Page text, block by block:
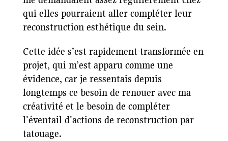
qui elles pourraient aller compléter leur
reconstruction esthétique du sein.
Cette idée s’est rapidement transformée en
projet, qui m’est apparu comme une
évidence, car je ressentais depuis
longtemps ce besoin de renouer avec ma
créativité et le besoin de compléter
l'éventail d'actions de reconstruction par
tatouage.